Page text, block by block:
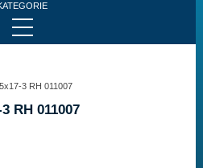
3 RH 011007
RH 011007